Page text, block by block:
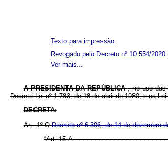
Ver mais...
Texto para impressão
Revogado pelo Decreto nº 10.554/2020
A PRESIDENTA DA REPÚBLICA, no uso das
Decreto-Lei nº 1.783, de 18 de abril de 1980, e na
DECRETA:
Art. 1º ODecreto nº 6.306, de 14 de dezembro
“Art. 15-A.